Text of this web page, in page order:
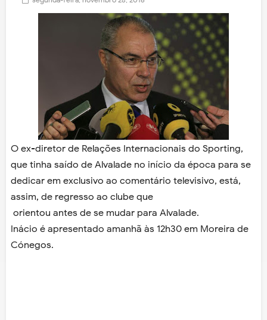
O ex-diretor de Relações Internacionais do Sporting,
que tinha saído de Alvalade no início da época para se
dedicar em exclusivo ao comentário televisivo, está,
assim, de regresso ao clube que
orientou antes de se mudar para Alvalade.
Inácio é apresentado amanhã às 12h30 em Moreira de
Cónegos.